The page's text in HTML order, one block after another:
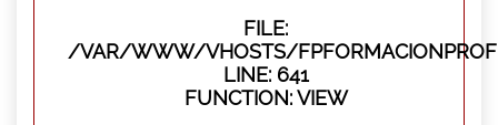
FILE:
/VAR/WWW/VHOSTS/
LINE: 641
FUNCTION: VIEW